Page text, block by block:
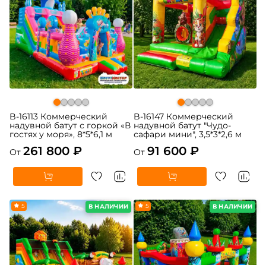
B-16113 Коммерческий
надувной батут с горкой «В
гостях у моря», 8*5*6,1 м
От 261 800 ₽
B-16147 Коммерческий
надувной батут "Чудо-
сафари мини", 3,5*3*2,6 м
От 91 600 ₽
В НАЛИЧИИ
5 В НАЛИЧИИ
5